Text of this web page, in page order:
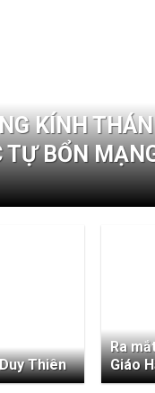
KÍNH
TỰ BỔN
Thiên
Ra
Giáo